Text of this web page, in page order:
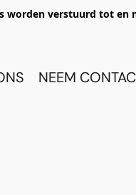
worden verstuurd tot en
NEEM